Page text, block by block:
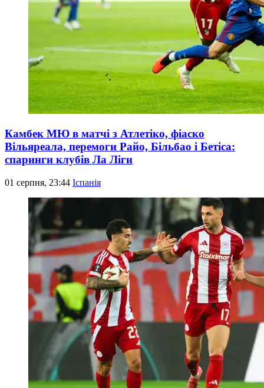
Камбек МЮ в матчі з Атлетіко, фіаско
Вільяреала, перемоги Райо, Більбао і Бетіса:
спаринги клубів Ла Ліги
01 серпня, 23:44 Іспанія